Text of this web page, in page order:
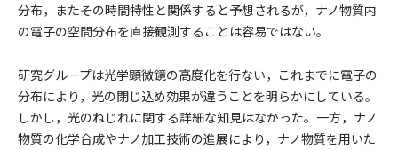
分布，またその時間特性と関係すると予想されるが，ナノ物質内
の電子の空間分布を直接観測することは容易ではない。
研究グループは光学顕微鏡の高度化を行ない，これまでに電子の
分布により，光の閉じ込め効果が違うことを明らかにしている。
しかし，光のねじれに関する詳細な知見はなかった。一方，ナノ
物質の化学合成やナノ加工技術の進展により，ナノ物質を用いた